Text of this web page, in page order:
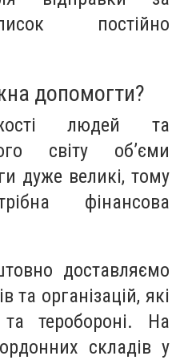
постійно
допомогти?
людей та
світу об’єми
дуже великі, тому
фінансова
доставляємо
та організацій, які
теробороні. На
складів у